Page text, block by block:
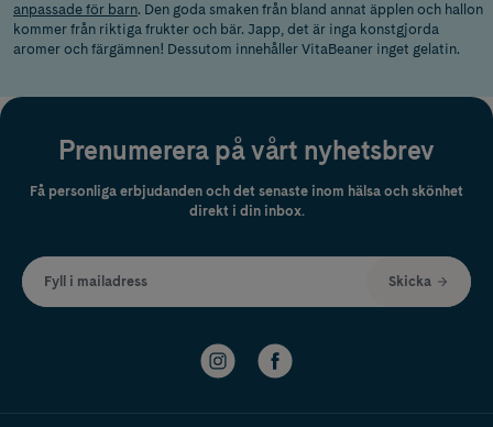
anpassade för barn. Den goda smaken från bland annat äpplen och hallon
kommer från riktiga frukter och bär. Japp, det är inga konstgjorda
aromer och färgämnen! Dessutom innehåller VitaBeaner inget gelatin.
Prenumerera på vårt nyhetsbrev
Få personliga erbjudanden och det senaste inom hälsa och skönhet
direkt i din inbox.
Fyll i mailadress Skicka